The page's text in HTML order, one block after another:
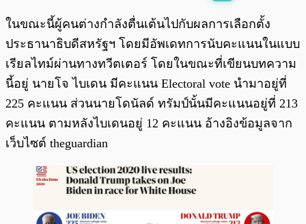
พร้อมเล่น 0:00 0:00
ในขณะนี้ผู้คนต่างกำลังตื่นเต้นไปกับผลการเลือกตั้ง
ประธานาธิบดีสหรัฐฯ โดยมีอัพเดทการนับคะแนนในแบบ
เรียลไทม์ผ่านทางทวีตเตอร์ โดยในขณะที่เขียนบทความ
นี้อยู่ นายโจ ไบเดน มีคะแนน Electoral vote นำมาอยู่ที่
225 คะแนน ส่วนนายโดนัลด์ ทรัมป์นั้นมีคะแนนอยู่ที่ 213
คะแนน ตามหลังไบเดนอยู่ 12 คะแนน อ้างอิงข้อมูลจาก
เว็บไซต์ theguardian